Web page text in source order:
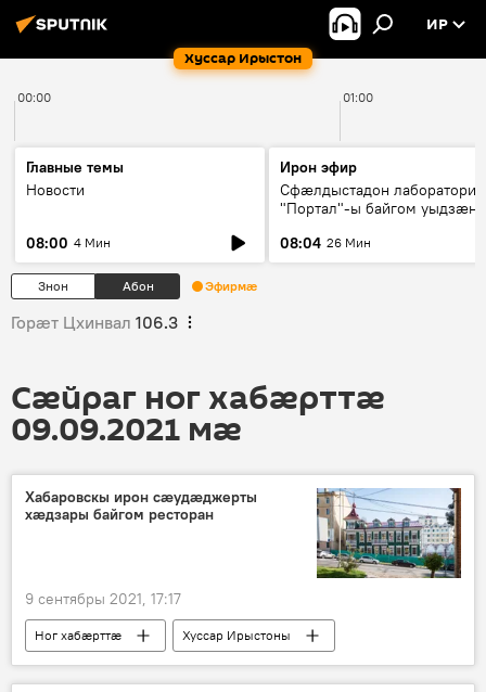
Хуссар Ирыстон
ИР
00:00 01:00
Главные темы
Новости
08:00 4 Мин
Ирон эфир
Сфæлдыстадон лаборатори
"Портал"-ы байгом уыдзæн
Æхсары куыстыты равдыст
08:04 26 Мин
Знон Абон Эфирмæ
Горӕт Цхинвал 106.3
Сӕйраг ног хабӕрттӕ
09.09.2021 мӕ
Хабаровскы ирон сæудæджерты
хæдзары байгом ресторан
9 сентябры 2021, 17:17
Ног хабӕрттӕ Хуссар Ирыстоны